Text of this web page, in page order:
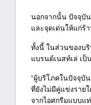
นอกจากนั้น ปัจจุบัน
และจุดเด่นให้แก่ร้
ทั้งนี้ ในส่วนของบริ
แบรนด์เนสท์เล่ เป็
“ผู้บริโภคในปัจจุบั
ที่ยังไม่มีคู่แข่งราย
จากไอศกรีมแบบแท่